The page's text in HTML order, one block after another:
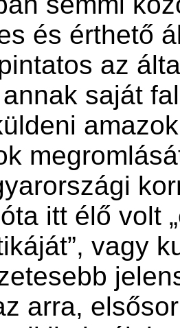
és érthető
az
saját
itt élő volt
vagy
arra,